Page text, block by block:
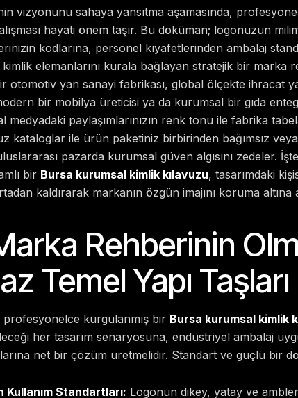
vizyonunu sahaya yansıtma aşamasında,
hayati önem taşır. Bu döküman; logonuzun
kodlarına, personel kıyafetlerinden ambalaj
elemanlarını kurala bağlayan stratejik bir marka
otomotiv yan sanayi fabrikası, global ölçekte ihracat
bir mobilya üreticisi ya da kurumsal bir gıda
medyadaki paylaşımlarınızın renk tonu ile fabrika
kataloglar ile ürün paketiniz birbirinden bağımsız
pazarda kurumsal güven algısını zedeler.
bir Bursa kurumsal kimlik kılavuzu, tasarımdaki
kaldırarak markanın özgün imajını koruma altına
Rehberinin
Temel Yapı Taşları
profesyonelce kurgulanmış bir Bursa kurumsal kimlik
her tasarım senaryosuna, endüstriyel ambalaj
net bir çözüm üretmelidir. Standart ve güçlü bir
Kullanım Standartları: Logonun dikey, yatay ve